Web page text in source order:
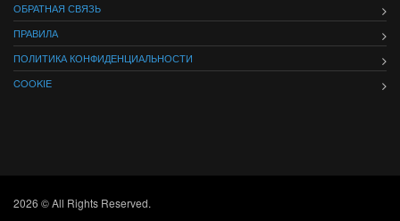
ОБРАТНАЯ СВЯЗЬ
ПРАВИЛА
ПОЛИТИКА КОНФИДЕНЦИАЛЬНОСТИ
COOKIE
2026 © All Rights Reserved.